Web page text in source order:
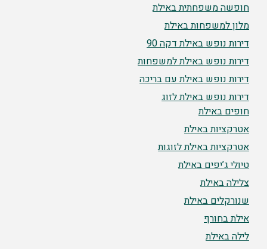
חופשה משפחתית באילת
מלון למשפחות באילת
דירות נופש באילת דקה 90
דירות נופש באילת למשפחות
דירות נופש באילת עם בריכה
דירות נופש באילת לזוג
חופים באילת
אטרקציות באילת
אטרקציות באילת לזוגות
טיולי ג’יפים באילת
צלילה באילת
שנורקלים באילת
אילת בחורף
לילה באילת